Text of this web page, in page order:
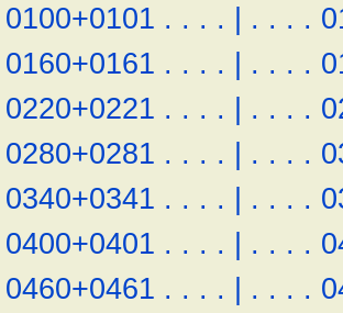
0100+0101 . . . . | . . . .
0160+0161 . . . . | . . . .
0220+0221 . . . . | . . . .
0280+0281 . . . . | . . . .
0340+0341 . . . . | . . . .
0400+0401 . . . . | . . . .
0460+0461 . . . . | . . . .